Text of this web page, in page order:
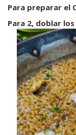
Para preparar el
Para 2, doblar